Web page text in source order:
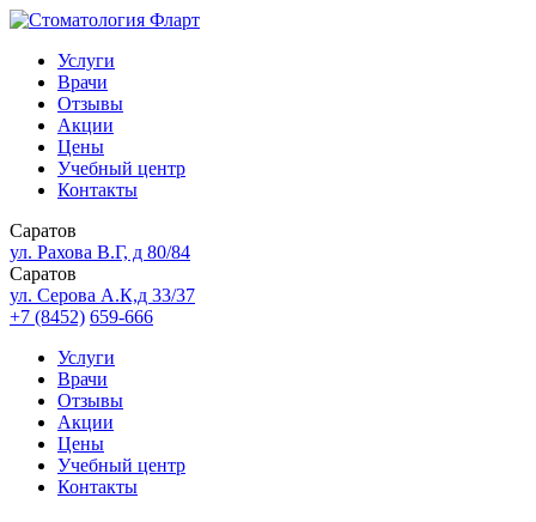
Услуги
Врачи
Отзывы
Акции
Цены
Учебный центр
Контакты
Саратов
ул. Рахова В.Г, д 80/84
Саратов
ул. Серова А.К,д 33/37
+7 (8452) 659-666
Услуги
Врачи
Отзывы
Акции
Цены
Учебный центр
Контакты